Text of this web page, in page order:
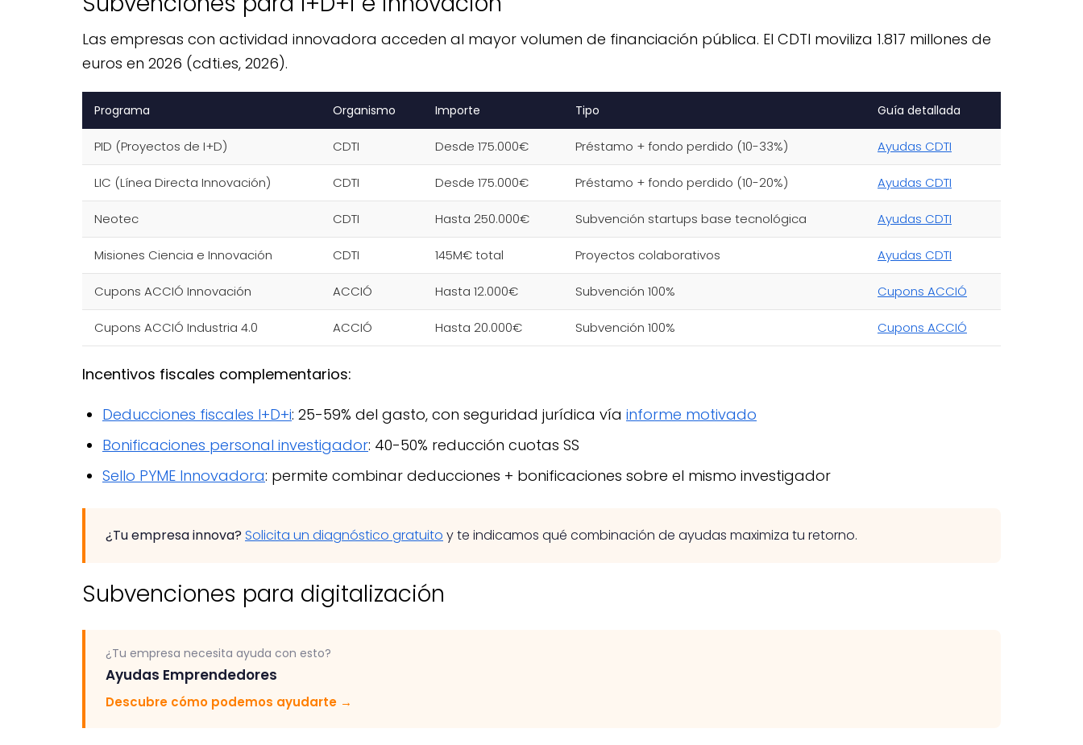
Las empresas con actividad innovadora acceden al mayor volumen de financiación pública. El CDTI moviliza 1.817 millones de
euros en 2026 (cdti.es, 2026).
Programa Organismo Importe Tipo Guía detallada
PID (Proyectos de I+D) CDTI Desde 175.000€ Préstamo + fondo perdido (10-33%) Ayudas CDTI
LIC (Línea Directa Innovación) CDTI Desde 175.000€ Préstamo + fondo perdido (10-20%) Ayudas CDTI
Neotec CDTI Hasta 250.000€ Subvención startups base tecnológica Ayudas CDTI
Misiones Ciencia e Innovación CDTI 145M€ total Proyectos colaborativos Ayudas CDTI
Cupons ACCIÓ Innovación ACCIÓ Hasta 12.000€ Subvención 100% Cupons ACCIÓ
Cupons ACCIÓ Industria 4.0 ACCIÓ Hasta 20.000€ Subvención 100% Cupons ACCIÓ
Incentivos fiscales complementarios:
Deducciones fiscales I+D+i: 25-59% del gasto, con seguridad jurídica vía informe motivado
Bonificaciones personal investigador: 40-50% reducción cuotas SS
Sello PYME Innovadora: permite combinar deducciones + bonificaciones sobre el mismo investigador
¿Tu empresa innova? Solicita un diagnóstico gratuito y te indicamos qué combinación de ayudas maximiza tu retorno.
Subvenciones para digitalización
¿Tu empresa necesita ayuda con esto?
Ayudas Emprendedores
Descubre cómo podemos ayudarte →